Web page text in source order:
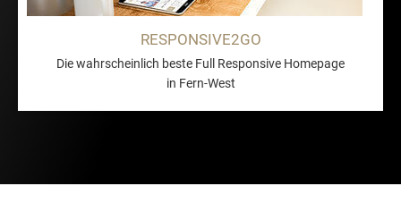
RESPONSIVE2GO
Die wahrscheinlich beste Full Responsive Homepage
in Fern-West